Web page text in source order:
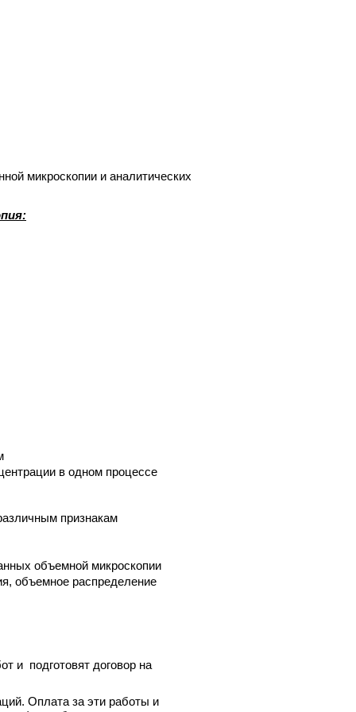
микроскопии и аналитических
в одном процессе
признакам
объемной микроскопии
объемное распределение
и подготовят договор на
Оплата за эти работы и